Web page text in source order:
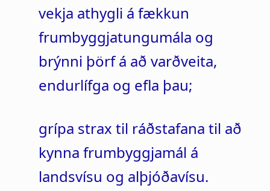
vekja athygli á fækkun
frumbyggjatungumála og
brýnni þörf á að varðveita,
endurlífga og efla þau;
grípa strax til ráðstafana til að
kynna frumbyggjamál á
landsvísu og alþjóðavísu.